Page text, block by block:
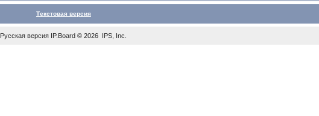
Текстовая версия
Русская версия IP.Board© 2026 IPS, Inc